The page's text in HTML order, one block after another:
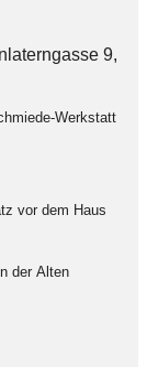
9,
Werkstatt
vor dem Haus
der Alten